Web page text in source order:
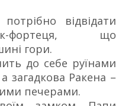
відвідати
фортеця, що
гори.
до себе руїнами
загадкова Ракена –
печерами.